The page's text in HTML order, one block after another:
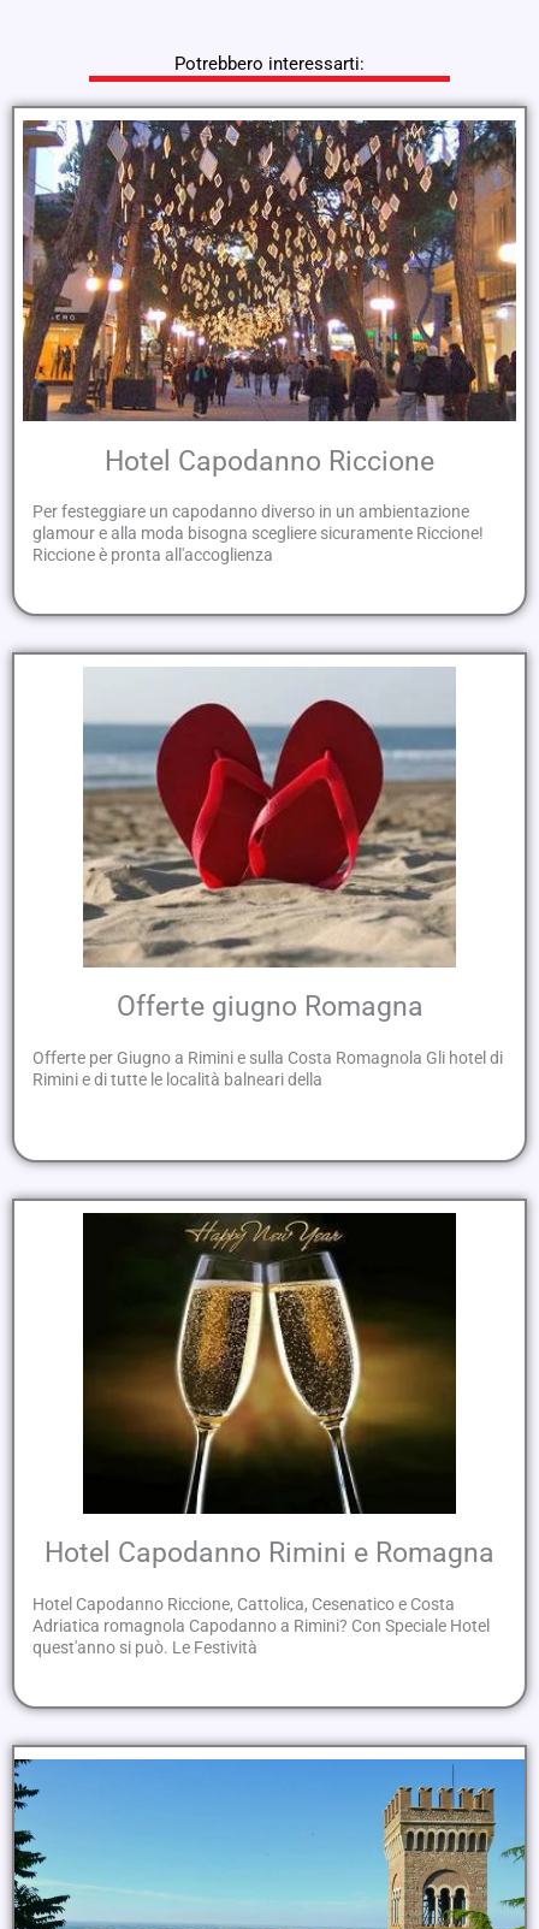
Potrebbero interessarti:
Hotel Capodanno Riccione
Per festeggiare un capodanno diverso in un ambientazione
glamour e alla moda bisogna scegliere sicuramente Riccione!
Riccione è pronta all'accoglienza
Offerte giugno Romagna
Offerte per Giugno a Rimini e sulla Costa Romagnola Gli hotel di
Rimini e di tutte le località balneari della
Hotel Capodanno Rimini e Romagna
Hotel Capodanno Riccione, Cattolica, Cesenatico e Costa
Adriatica romagnola Capodanno a Rimini? Con Speciale Hotel
quest'anno si può. Le Festività